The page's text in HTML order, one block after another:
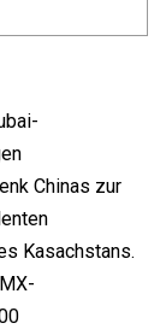
Chinas zur
Kasachstans.